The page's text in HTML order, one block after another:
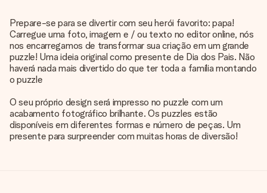
Prepare-se para se divertir com seu herói favorito: papa!
Carregue uma foto, imagem e / ou texto no editor online, nós
nos encarregamos de transformar sua criação em um grande
puzzle! Uma ideia original como presente de Dia dos Pais. Não
haverá nada mais divertido do que ter toda a família montando
o puzzle
O seu próprio design será impresso no puzzle com um
acabamento fotográfico brilhante. Os puzzles estão
disponíveis em diferentes formas e número de peças. Um
presente para surpreender com muitas horas de diversão!